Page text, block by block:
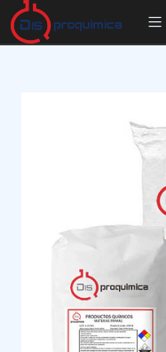
Inicio